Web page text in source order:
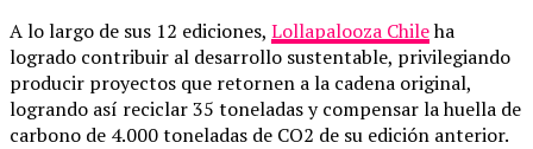
A lo largo de sus 12 ediciones, Lollapalooza Chileha
logrado contribuir al desarrollo sustentable, privilegiando
producir proyectos que retornen a la cadena original,
logrando así reciclar 35 toneladas y compensar la huella de
carbono de 4.000 toneladas de CO2 de su edición anterior.